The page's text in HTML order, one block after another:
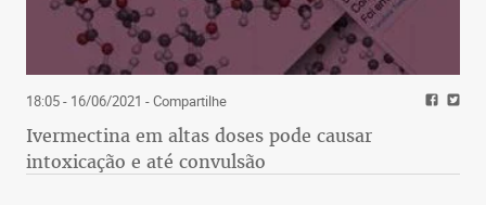
18:05 - 16/06/2021 - Compartilhe
Ivermectina em altas doses pode causar
intoxicação e até convulsão